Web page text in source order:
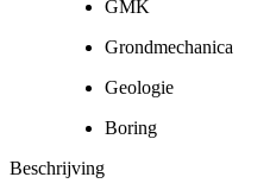
GMK
Grondmechanica
Geologie
Boring
Beschrijving